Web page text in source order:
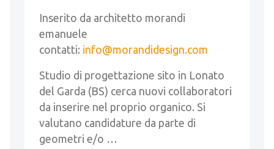
Inserito da architetto morandi
emanuele
contatti: info@morandidesign.com
Studio di progettazione sito in Lonato
del Garda (BS) cerca nuovi collaboratori
da inserire nel proprio organico. Si
valutano candidature da parte di
geometri e/o …